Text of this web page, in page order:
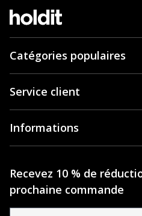
Catégories populaires
Service client
Informations
Recevez 10 % de
prochaine commande